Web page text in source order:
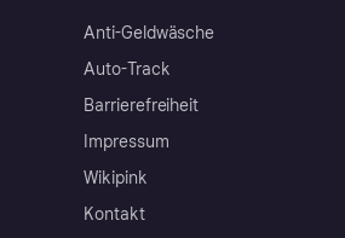
Anti-Geldwäsche
Auto-Track
Barrierefreiheit
Impressum
Wikipink
Kontakt